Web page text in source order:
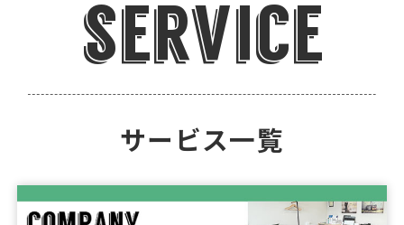
service
サービス一覧